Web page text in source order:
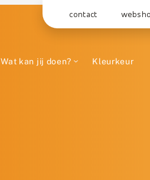
contact
Wat kan jij doen? Kleurkeur